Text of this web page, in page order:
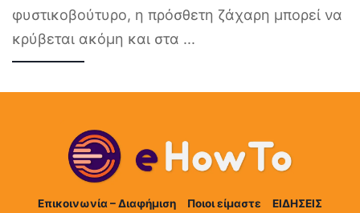
φυστικοβούτυρο, η πρόσθετη ζάχαρη μπορεί να
κρύβεται ακόμη και στα ...
Επικοινωνία – Διαφήμιση Ποιοι είμαστε ΕΙΔΗΣΕΙΣ